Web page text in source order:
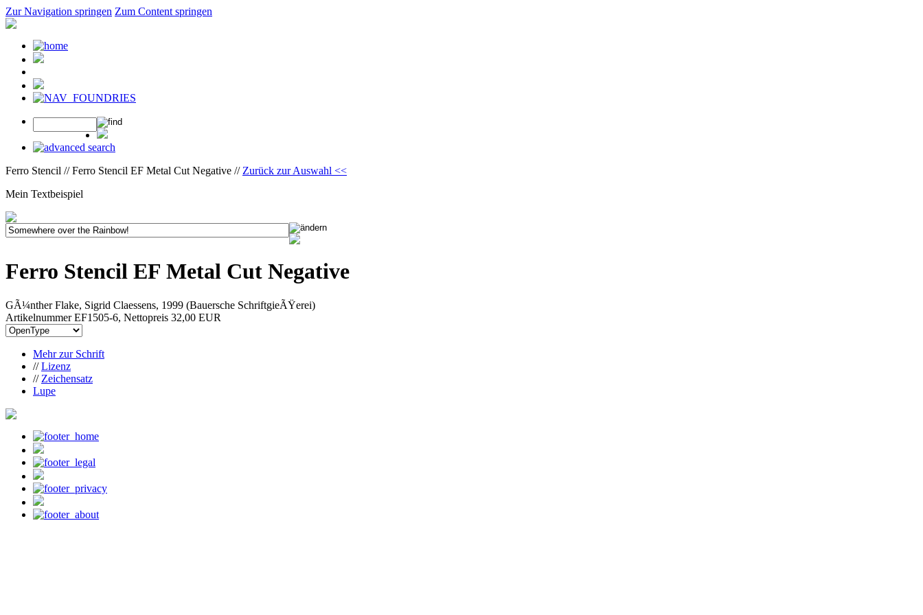
Zur Navigation springen Zum Content springen
Ferro Stencil // Ferro Stencil EF Metal Cut Negative // Zurück zur Auswahl <<
Mein Textbeispiel
Ferro Stencil EF Metal Cut Negative
GÃ¼nther Flake, Sigrid Claessens, 1999 (Bauersche SchriftgieÃŸerei)
Artikelnummer EF1505-6, Nettopreis 32,00 EUR
Mehr zur Schrift
//Lizenz
// Zeichensatz
Lupe